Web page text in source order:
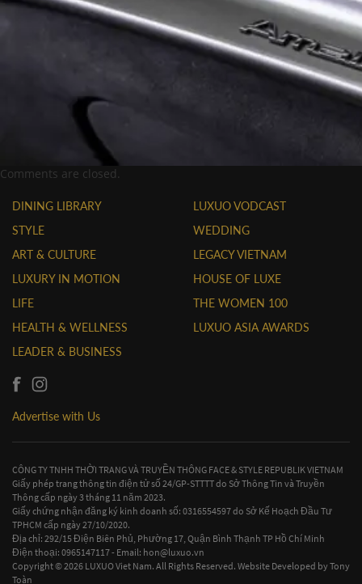
Comments are closed.
DINING LIBRARY
STYLE
ART & CULTURE
LUXURY IN MOTION
LIFE
HEALTH & WELLNESS
LEADER & BUSINESS
LUXUO VODCAST
WEDDING
LEGACY VIETNAM
HOUSE OF LUXE
THE WOMEN 100
LUXUO ASIA AWARDS
Advertise with Us
CÔNG TY TNHH THỜI TRANG VÀ TRUYỀN THÔNG FACE & STYLE REPUBLIK VIETNAM
Giấy phép trang thông tin điện tử số 24/GP-STTTT do Sở Thông Tin và Truyền
Thông cấp ngày 3 tháng 11 năm 2023.
Giấy chứng nhận đăng ký kinh doanh số: 0316554597 do Sở Kế Hoạch Đầu Tư
TPHCM cấp ngày 27/10/2020.
Địa chỉ: 292/15 Điện Biên Phủ, Phường 17, Quận Bình Thạnh TP Hồ Chí Minh
Điện thoại: 0965147117 - Email: hon@luxuo.vn
Copyright © 2026 LUXUO Viet Nam. All Rights Reserved. Website Developed byTony
Toàn